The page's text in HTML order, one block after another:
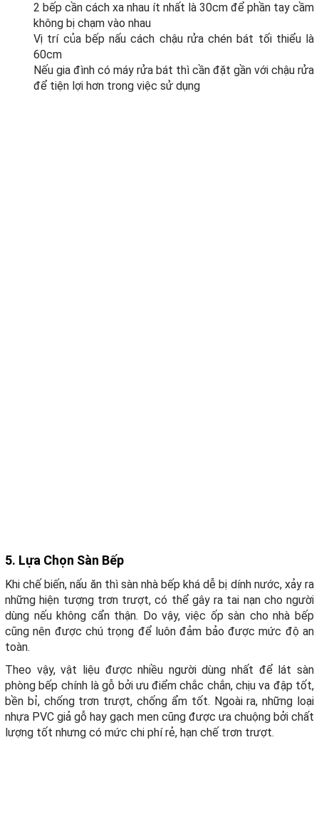
2 bếp cần cách xa nhau ít nhất là 30cm để phần tay cầm
không bị chạm vào nhau
Vị trí của bếp nấu cách chậu rửa chén bát tối thiểu là
60cm
Nếu gia đình có máy rửa bát thì cần đặt gần với chậu rửa
để tiện lợi hơn trong việc sử dụng
5. Lựa Chọn Sàn Bếp
Khi chế biến, nấu ăn thì sàn nhà bếp khá dễ bị dính nước, xảy ra
những hiện tượng trơn trượt, có thể gây ra tai nạn cho người
dùng nếu không cẩn thận. Do vậy, việc ốp sàn cho nhà bếp
cũng nên được chú trọng để luôn đảm bảo được mức độ an
toàn.
Theo vậy, vật liệu được nhiều người dùng nhất để lát sàn
phòng bếp chính là gỗ bởi ưu điểm chắc chắn, chịu va đập tốt,
bền bỉ, chống trơn trượt, chống ẩm tốt. Ngoài ra, những loại
nhựa PVC giả gỗ hay gạch men cũng được ưa chuộng bởi chất
lượng tốt nhưng có mức chi phí rẻ, hạn chế trơn trượt.